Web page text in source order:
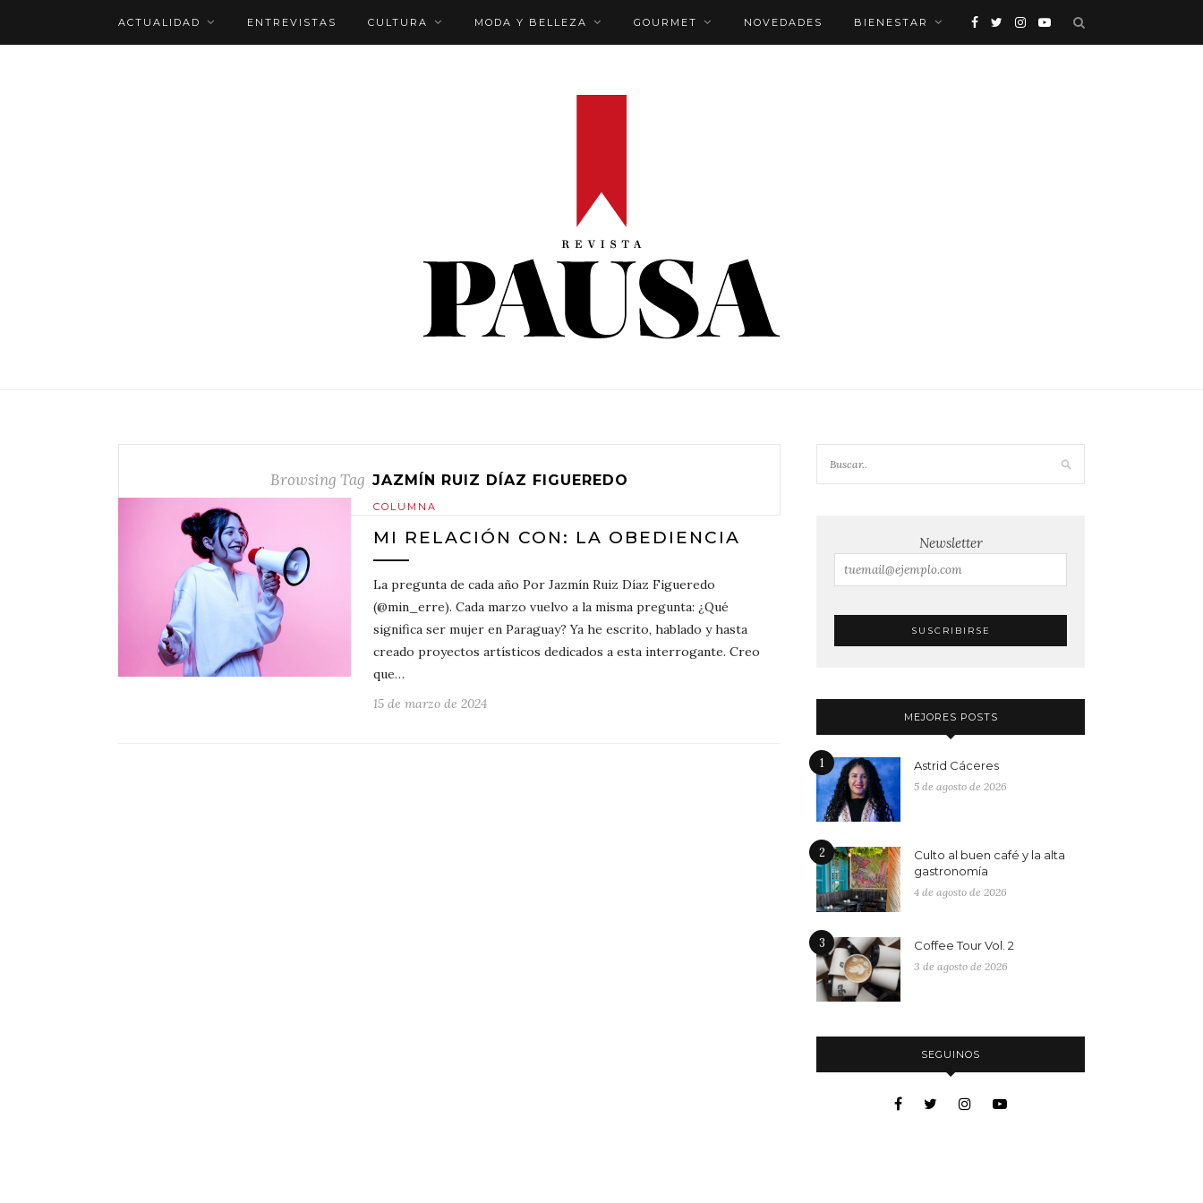
ACTUALIDAD ENTREVISTAS CULTURA MODA Y BELLEZA GOURMET NOVEDADES BIENESTAR
Browsing Tag JAZMÍN RUIZ DÍAZ FIGUEREDO
COLUMNA
MI RELACIÓN CON: LA OBEDIENCIA
La pregunta de cada año Por Jazmín Ruiz Díaz Figueredo
(@min_erre). Cada marzo vuelvo a la misma pregunta: ¿Qué
significa ser mujer en Paraguay? Ya he escrito, hablado y hasta
creado proyectos artísticos dedicados a esta interrogante. Creo
que…
15 de marzo de 2024
Newsletter
MEJORES POSTS
1 Astrid Cáceres
5 de agosto de 2026
2
Culto al buen café y la alta
gastronomía
4 de agosto de 2026
3 Coffee Tour Vol. 2
3 de agosto de 2026
SEGUINOS